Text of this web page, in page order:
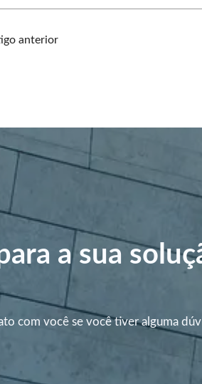
anterior
a sua
com você se você tiver alguma